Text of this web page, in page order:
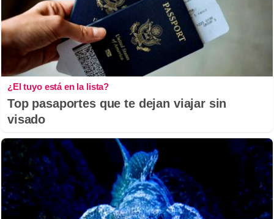
¿El tuyo está en la lista?
Top pasaportes que te dejan viajar sin
visado